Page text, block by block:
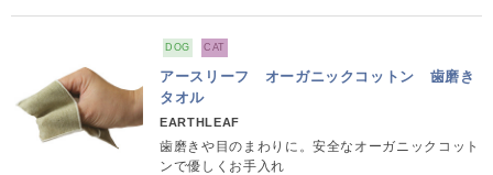
DOG CAT
アースリーフ オーガニックコットン 歯磨き
タオル
EARTHLEAF
歯磨きや目のまわりに。安全なオーガニックコット
ンで優しくお手入れ